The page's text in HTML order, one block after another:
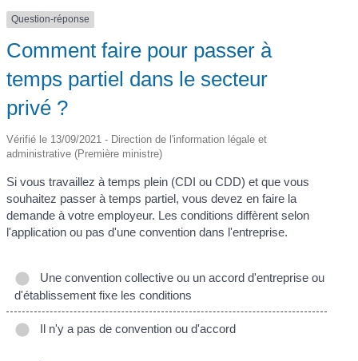
Question-réponse
Comment faire pour passer à
temps partiel dans le secteur
privé ?
Vérifié le 13/09/2021 - Direction de l'information légale et
administrative (Première ministre)
Si vous travaillez à temps plein (CDI ou CDD) et que vous
souhaitez passer à temps partiel, vous devez en faire la
demande à votre employeur. Les conditions diffèrent selon
l'application ou pas d'une convention dans l'entreprise.
Une convention collective ou un accord d'entreprise ou
d'établissement fixe les conditions
Il n'y a pas de convention ou d'accord